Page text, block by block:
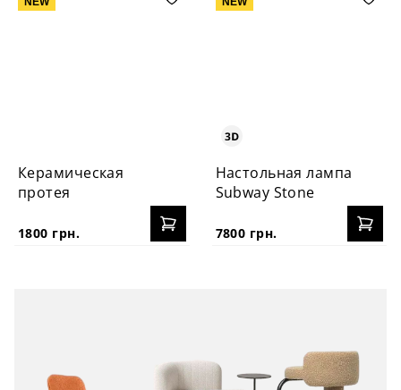
Керамическая
протея
1800 грн.
Настольная лампа
Subway Stone
7800 грн.